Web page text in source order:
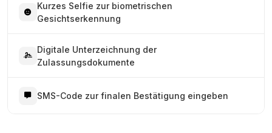
Kurzes Selfie zur biometrischen
Gesichtserkennung
Digitale Unterzeichnung der
Zulassungsdokumente
SMS-Code zur finalen Bestätigung eingeben